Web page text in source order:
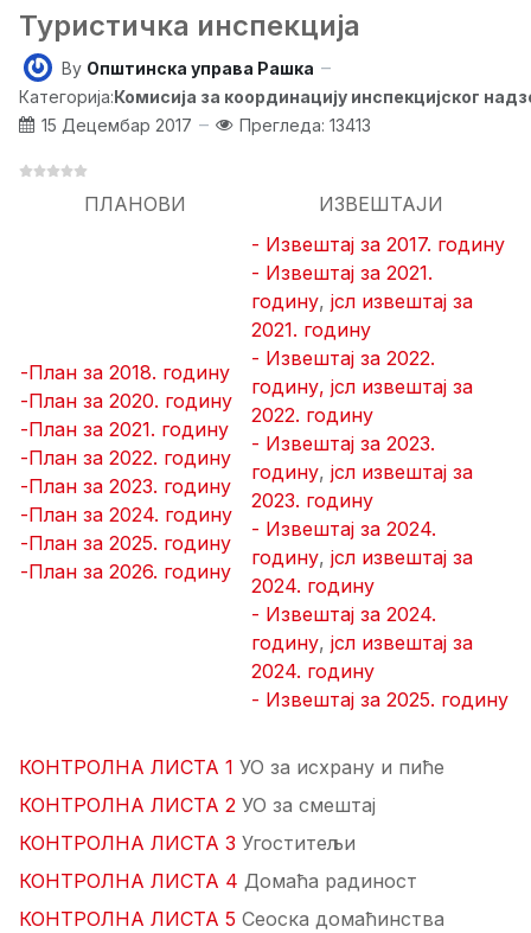
Туристичка инспекција
By Општинска управа Рашка
Категорија:Комисија за координацију инспекцијског
15 Децембар 2017
Прегледа: 13413
ПЛАНОВИ ИЗВЕШТАЈИ
-План за 2018. годину
-План за 2020. годину
-План за 2021. годину
-План за 2022. годину
-План за 2023. годину
-План за 2024. годину
-План за 2025. годину
-План за 2026. годину
- Извештај за 2017. годину
- Извештај за 2021.
годину, јсл извештај за
2021. годину
- Извештај за 2022.
годину, јсл извештај за
2022. годину
- Извештај за 2023.
годину, јсл извештај за
2023. годину
- Извештај за 2024.
годину, јсл извештај за
2024. годину
- Извештај за 2024.
годину, јсл извештај за
2024. годину
- Извештај за 2025. годину
КОНТРОЛНА ЛИСТА 1 УО за исхрану и пиће
КОНТРОЛНА ЛИСТА 2 УО за смештај
КОНТРОЛНА ЛИСТА 3 Угоститељи
КОНТРОЛНА ЛИСТА 4 Домаћа радиност
КОНТРОЛНА ЛИСТА 5 Сеоска домаћинства